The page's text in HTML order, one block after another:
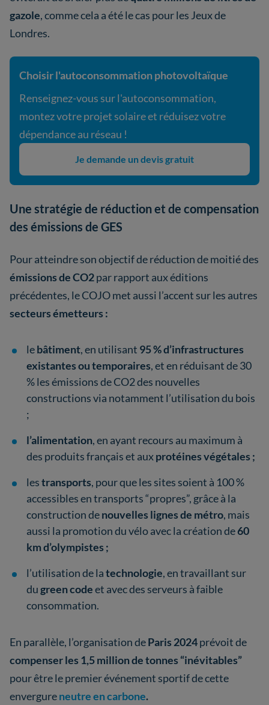
gazole, comme cela a été le cas pour les Jeux de
Londres.
Choisir l'autoconsommation photovoltaïque
Renseignez-vous sur l'autoconsommation,
montez votre projet solaire et réduisez votre
dépendance au réseau !
Je demande un devis gratuit
Une stratégie de réduction et de compensation
des émissions de GES
Pour atteindre son objectif de réduction de moitié des
émissions de CO2par rapport aux éditions
précédentes, le COJO met aussi l’accent sur les autres
secteurs émetteurs :
lebâtiment, en utilisant 95 % d’infrastructures
existantes ou temporaires, et en réduisant de 30
% les émissions de CO2 des nouvelles
constructions via notamment l’utilisation du bois
;
l’alimentation, en ayant recours au maximum à
des produits français et auxprotéines végétales ;
lestransports, pour que les sites soient à 100 %
accessibles en transports “propres”, grâce à la
construction denouvelles lignes de métro, mais
aussi la promotion du vélo avec la création de60
km d’olympistes ;
l’utilisation de latechnologie, en travaillant sur
dugreen codeet avec des serveurs à faible
consommation.
En parallèle, l’organisation deParis 2024prévoit de
compenser les 1,5 million de tonnes “inévitables”
pour être le premier événement sportif de cette
envergureneutre en carbone.